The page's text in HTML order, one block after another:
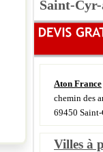
Saint-
Aton France
chemin des
69450
Villes à